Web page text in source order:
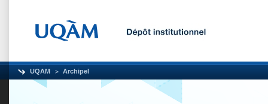
UQAM Archipel